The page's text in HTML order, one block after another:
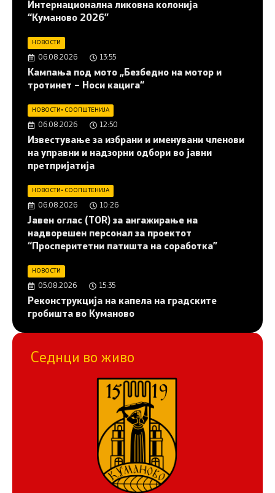
Интернационална ликовна колонија
“Куманово 2026”
НОВОСТИ
06.08.2026 13:55
Кампања под мото „Безбедно на мотор и
тротинет – Носи кацига“
НОВОСТИ• СООПШТЕНИЈА
06.08.2026 12:50
Известување за избрани и именувани членови
на управни и надзорни одбори во јавни
претпријатија
НОВОСТИ• СООПШТЕНИЈА
06.08.2026 10:26
Јавен оглас (ТОR) за ангажирање на
надворешен персонал за проектот
“Просперитетни патишта на соработка”
НОВОСТИ
05.08.2026 15:35
Реконструкција на капела на градските
гробишта во Куманово
Седнци во живо